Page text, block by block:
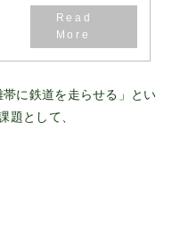
に鉄道を走らせる」とい
題として、